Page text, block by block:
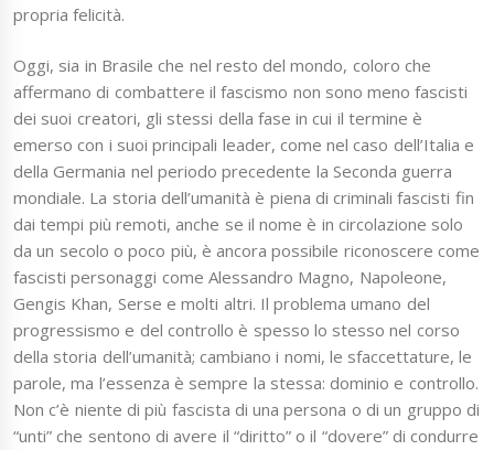
propria felicità.
Oggi, sia in Brasile che nel resto del mondo, coloro che
affermano di combattere il fascismo non sono meno fascisti
dei suoi creatori, gli stessi della fase in cui il termine è
emerso con i suoi principali leader, come nel caso dell’Italia e
della Germania nel periodo precedente la Seconda guerra
mondiale. La storia dell’umanità è piena di criminali fascisti fin
dai tempi più remoti, anche se il nome è in circolazione solo
da un secolo o poco più, è ancora possibile riconoscere come
fascisti personaggi come Alessandro Magno, Napoleone,
Gengis Khan, Serse e molti altri. Il problema umano del
progressismo e del controllo è spesso lo stesso nel corso
della storia dell’umanità; cambiano i nomi, le sfaccettature, le
parole, ma l’essenza è sempre la stessa: dominio e controllo.
Non c’è niente di più fascista di una persona o di un gruppo di
“unti” che sentono di avere il “diritto” o il “dovere” di condurre